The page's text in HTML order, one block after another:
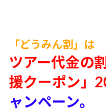
「どうみん割」は
ツアー代金の割
援クーポン」
ャンペーン。